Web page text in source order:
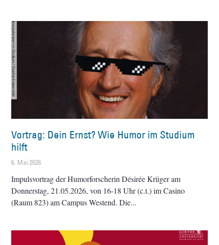
Vortrag: Dein Ernst? Wie Humor im Studium
hilft
6. Mai 2026
Impulsvortrag der Humorforscherin Désirée Krüger am
Donnerstag, 21.05.2026, von 16-18 Uhr (c.t.) im Casino
(Raum 823) am Campus Westend. Die